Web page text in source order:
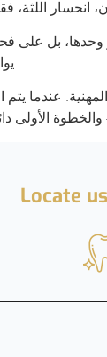
يوازن بين الجمال، والوظيفة، واستقرار النتيجة على المدى الطويل.
يتم
الأولى
Locate